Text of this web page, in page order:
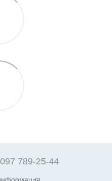
097 789-25-44